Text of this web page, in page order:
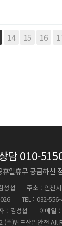
14 15 16
담010-
일휴무 궁금하신
성섭
주소 : 인천
TEL : 032-
: 김성섭
이메일
(주)위드산업안전 All